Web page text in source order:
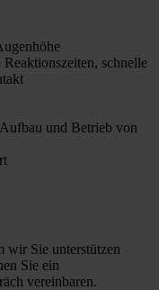
Reaktionszeiten, schnelle
und Betrieb von
wir Sie unterstützen
Sie ein
vereinbaren.